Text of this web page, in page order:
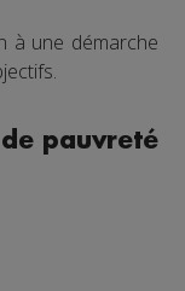
à une démarche
pauvreté